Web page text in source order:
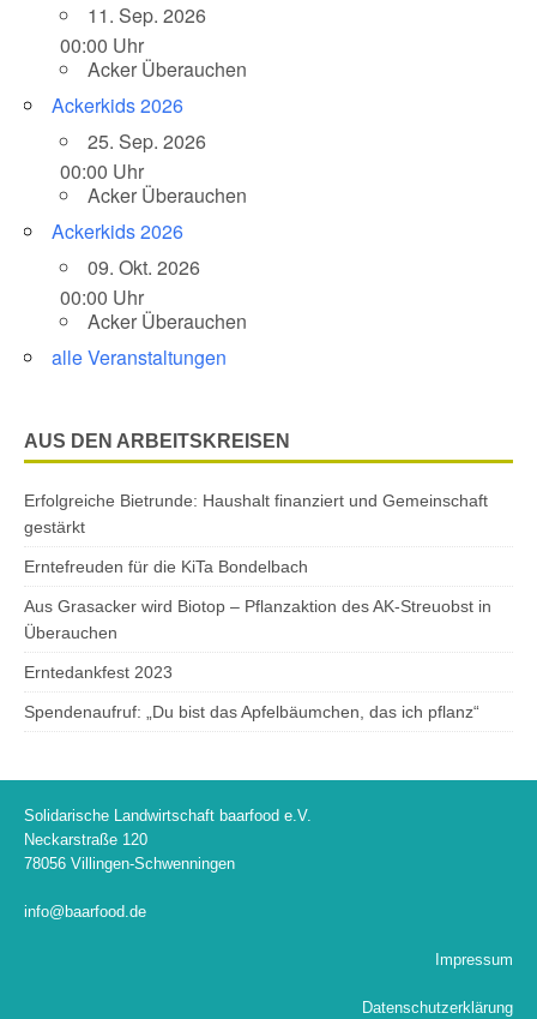
11. Sep. 2026
00:00 Uhr
Acker Überauchen
Ackerkids 2026
25. Sep. 2026
00:00 Uhr
Acker Überauchen
Ackerkids 2026
09. Okt. 2026
00:00 Uhr
Acker Überauchen
alle Veranstaltungen
AUS DEN ARBEITSKREISEN
Erfolgreiche Bietrunde: Haushalt finanziert und Gemeinschaft
gestärkt
Erntefreuden für die KiTa Bondelbach
Aus Grasacker wird Biotop – Pflanzaktion des AK-Streuobst in
Überauchen
Erntedankfest 2023
Spendenaufruf: „Du bist das Apfelbäumchen, das ich pflanz“
Solidarische Landwirtschaft baarfood e.V.
Neckarstraße 120
78056 Villingen-Schwenningen
info@baarfood.de
Impressum
Datenschutzerklärung